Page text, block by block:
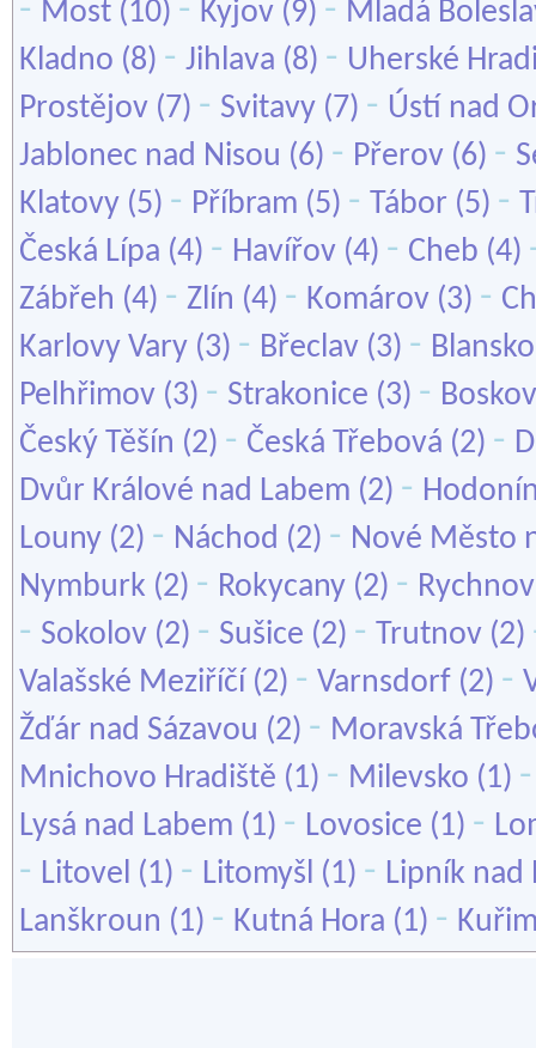
- Most (10) - Kyjov (9) - Mladá
Kladno (8) - Jihlava (8) - Uherské
Prostějov (7) - Svitavy (7) - Ústí nad
Jablonec nad Nisou (6) - Přerov (6) -
Klatovy (5) - Příbram (5) - Tábor (5) -
Česká Lípa (4) - Havířov (4) - Cheb (4)
Zábřeh (4) - Zlín (4) - Komárov (3) -
Karlovy Vary (3) - Břeclav (3) - Blansko
Pelhřimov (3) - Strakonice (3) -
Český Těšín (2) - Česká Třebová (2) -
Dvůr Králové nad Labem (2) -
Louny (2) - Náchod (2) - Nové Město
Nymburk (2) - Rokycany (2) -
- Sokolov (2) - Sušice (2) - Trutnov (2)
Valašské Meziříčí (2) - Varnsdorf (2) -
Žďár nad Sázavou (2) - Moravská
Mnichovo Hradiště (1) - Milevsko (1)
Lysá nad Labem (1) - Lovosice (1) -
- Litovel (1) - Litomyšl (1) - Lipník nad
Lanškroun (1) - Kutná Hora (1) -